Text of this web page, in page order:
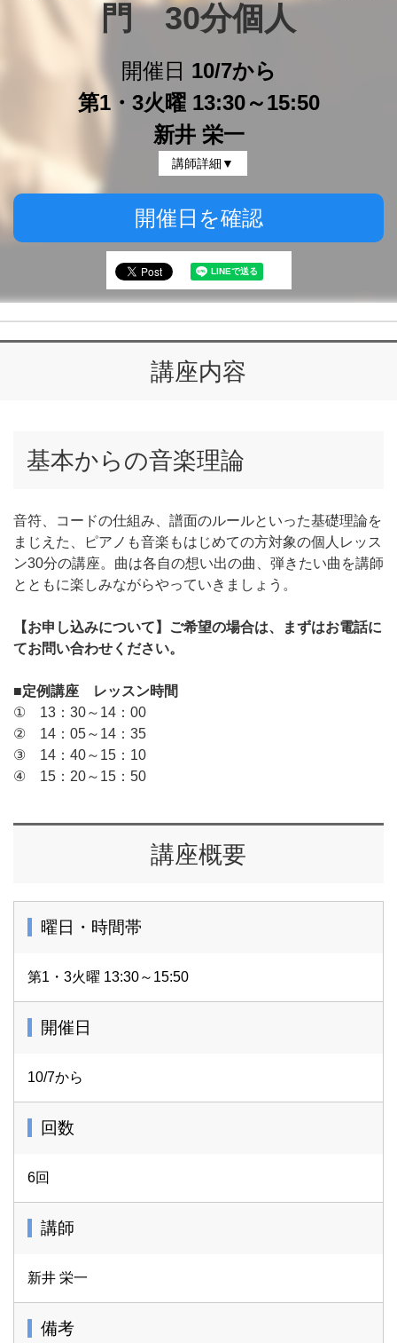
門　30分個人
開催日 10/7から
第1・3火曜 13:30～15:50
新井 栄一
講師詳細▼
開催日を確認
講座内容
基本からの音楽理論
音符、コードの仕組み、譜面のルールといった基礎理論を
まじえた、ピアノも音楽もはじめての方対象の個人レッス
ン30分の講座。曲は各自の想い出の曲、弾きたい曲を講師
とともに楽しみながらやっていきましょう。
【お申し込みについて】ご希望の場合は、まずはお電話に
てお問い合わせください。
■定例講座 レッスン時間
① 13：30～14：00
② 14：05～14：35
③ 14：40～15：10
④ 15：20～15：50
講座概要
曜日・時間帯
第1・3火曜 13:30～15:50
開催日
10/7から
回数
6回
講師
新井 栄一
備考